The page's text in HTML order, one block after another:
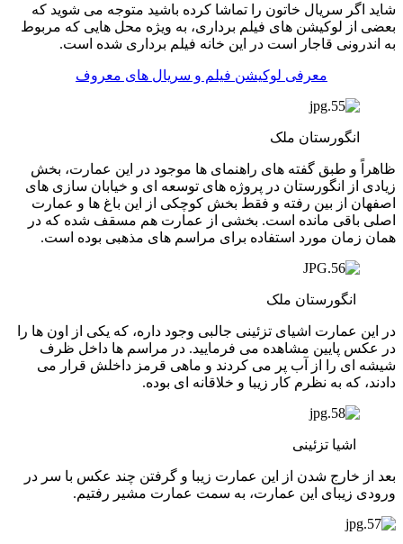
شاید اگر سریال خاتون را تماشا کرده باشید متوجه می شوید که
بعضی از لوکیشن های فیلم برداری، به ویژه محل هایی که مربوط
به اندرونی قاجار است در این خانه فیلم برداری شده است.
معرفی لوکیشن فیلم و سریال های معروف
انگورستان ملک
ظاهراً و طبق گفته های راهنمای ها موجود در این عمارت، بخش
زیادی از انگورستان در پروژه های توسعه ای و خیابان سازی های
اصفهان از بین رفته و فقط بخش کوچکی از این باغ ها و عمارت
اصلی باقی مانده است. بخشی از عمارت هم مسقف شده که در
همان زمان مورد استفاده برای مراسم های مذهبی بوده است.
انگورستان ملک
در این عمارت اشیای تزئینی جالبی وجود داره، که یکی از اون ها را
در عکس پایین مشاهده می فرمایید. در مراسم ها داخل ظرف
شیشه ای را از آب پر می کردند و ماهی قرمز داخلش قرار می
دادند، که به نظرم کار زیبا و خلاقانه ای بوده.
اشیا تزئینی
بعد از خارج شدن از این عمارت زیبا و گرفتن چند عکس با سر در
ورودی زیبای این عمارت، به سمت عمارت مشیر رفتیم.